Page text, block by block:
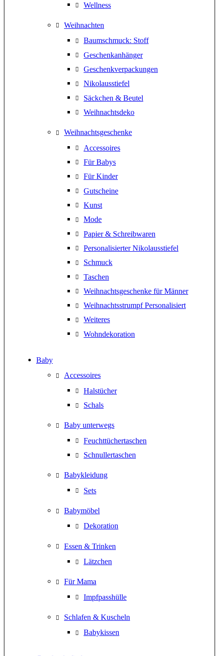
Wellness
Weihnachten
Baumschmuck: Stoff
Geschenkanhänger
Geschenkverpackungen
Nikolausstiefel
Säckchen & Beutel
Weihnachtsdeko
Weihnachtsgeschenke
Accessoires
Für Babys
Für Kinder
Gutscheine
Kunst
Mode
Papier & Schreibwaren
Personalisierter Nikolausstiefel
Schmuck
Taschen
Weihnachtsgeschenke für Männer
Weihnachtsstrumpf Personalisiert
Weiteres
Wohndekoration
Baby
Accessoires
Halstücher
Schals
Baby unterwegs
Feuchttüchertaschen
Schnullertaschen
Babykleidung
Sets
Babymöbel
Dekoration
Essen & Trinken
Lätzchen
Für Mama
Impfpasshülle
Schlafen & Kuscheln
Babykissen